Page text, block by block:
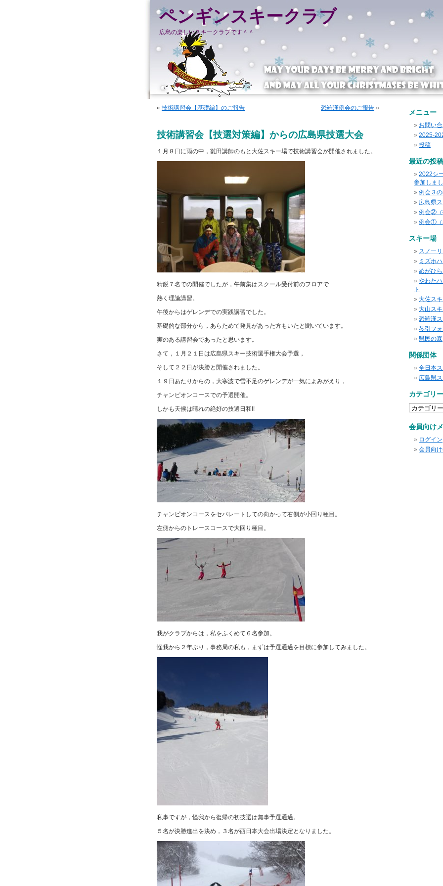
ペンギンスキークラブ
広島の楽しいスキークラブです＾＾
« 技術講習会【基礎編】のご報告 恐羅漢例会のご報告 »
技術講習会【技選対策編】からの広島県技選大会
１月８日に雨の中，雛田講師のもと大佐スキー場で技術講習会が開催されました。
精鋭７名での開催でしたが，午前集はスクール受付前のフロアで
熱く理論講習。
午後からはゲレンデでの実践講習でした。
基礎的な部分から，あらためて発見があった方もいたと聞いています。
実のある講習会であったと思います。
さて，１月２１日は広島県スキー技術選手権大会予選，
そして２２日が決勝と開催されました。
１９日あたりからの，大寒波で雪不足のゲレンデが一気によみがえり，
チャンピオンコースでの予選開催。
しかも天候は晴れの絶好の技選日和!!
チャンピオンコースをセパレートしての向かって右側が小回り種目。
左側からのトレースコースで大回り種目。
我がクラブからは，私をふくめて６名参加。
怪我から２年ぶり，事務局の私も，まずは予選通過を目標に参加してみました。
私事ですが，怪我から復帰の初技選は無事予選通過。
５名が決勝進出を決め，３名が西日本大会出場決定となりました。
メニュー
お問い
2025-
投稿
最近の投稿
2022シ
参加しま
例会３
広島県
例会②（
例会①（
スキー場
スノー
ミズホ
めがひ
やわた
ト
大佐ス
大山ス
恐羅漢
琴引フ
県民の森
関係団体
全日本
広島県
カテゴリー
カ
テ
リ
ー
会員向け
ログイン
会員向